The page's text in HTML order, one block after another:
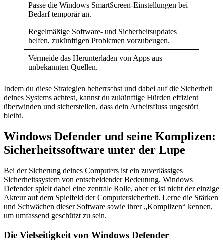
Passe die Windows SmartScreen-Einstellungen bei
Bedarf temporär an.
Regelmäßige Software- und Sicherheitsupdates
helfen, zukünftigen Problemen vorzubeugen.
Vermeide das Herunterladen von Apps aus
unbekannten Quellen.
Indem du diese Strategien beherrschst und dabei auf die Sicherheit
deines Systems achtest, kannst du zukünftige Hürden effizient
überwinden und sicherstellen, dass dein Arbeitsfluss ungestört
bleibt.
Windows Defender und seine Komplizen:
Sicherheitssoftware unter der Lupe
Bei der Sicherung deines Computers ist ein zuverlässiges
Sicherheitssystem von entscheidender Bedeutung. Windows
Defender spielt dabei eine zentrale Rolle, aber er ist nicht der einzige
Akteur auf dem Spielfeld der Computersicherheit. Lerne die Stärken
und Schwächen dieser Software sowie ihrer „Komplizen“ kennen,
um umfassend geschützt zu sein.
Die Vielseitigkeit von Windows Defender